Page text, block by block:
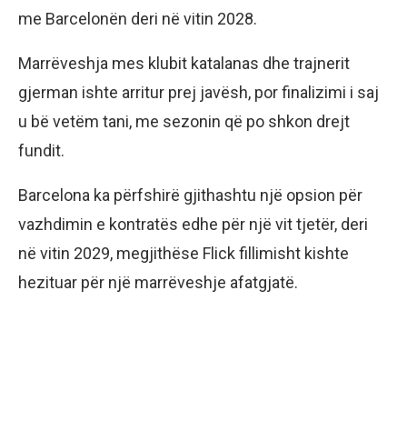
me Barcelonën deri në vitin 2028.
Marrëveshja mes klubit katalanas dhe trajnerit
gjerman ishte arritur prej javësh, por finalizimi i saj
u bë vetëm tani, me sezonin që po shkon drejt
fundit.
Barcelona ka përfshirë gjithashtu një opsion për
vazhdimin e kontratës edhe për një vit tjetër, deri
në vitin 2029, megjithëse Flick fillimisht kishte
hezituar për një marrëveshje afatgjatë.